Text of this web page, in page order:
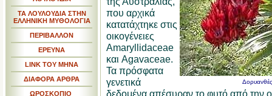
ΤΑ ΛΟΥΛΟΥΔΙΑ ΣΤΗΝ
ΕΛΛΗΝΙΚΗ ΜΥΘΟΛΟΓΙΑ
ΠΕΡΙΒΑΛΛΟΝ
ΕΡΕΥΝΑ
LINK TOY MHNA
ΔΙΑΦΟΡΑ ΑΡΘΡΑ
ΩΡΟΣΚΟΠΙΟ
που αρχικά
κατατάχτηκε στις
οικογένειες
Amaryllidaceae
και Agavaceae.
Τα πρόσφατα
γενετικά
δεδομένα απέσυραν το φυτό από την